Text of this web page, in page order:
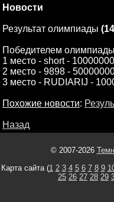
Новости
Результат олимпиады
Победителем
1 место - short -
2 место - 9898 -
3 место - RUDIARIJ -
Похожие новости:
Назад
© 2007-2026
Карта сайта (1 2 3 4 5 6 7 8 9
25 26 27 28 29